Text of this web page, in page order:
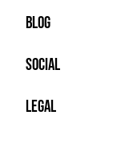
ADDITIONAL
ABOUT
HOUSE MECANICUS
CONTACT
Blog
NEWS
VIDÉOS
Social
INSTAGRAM
TIKTOK
Legal